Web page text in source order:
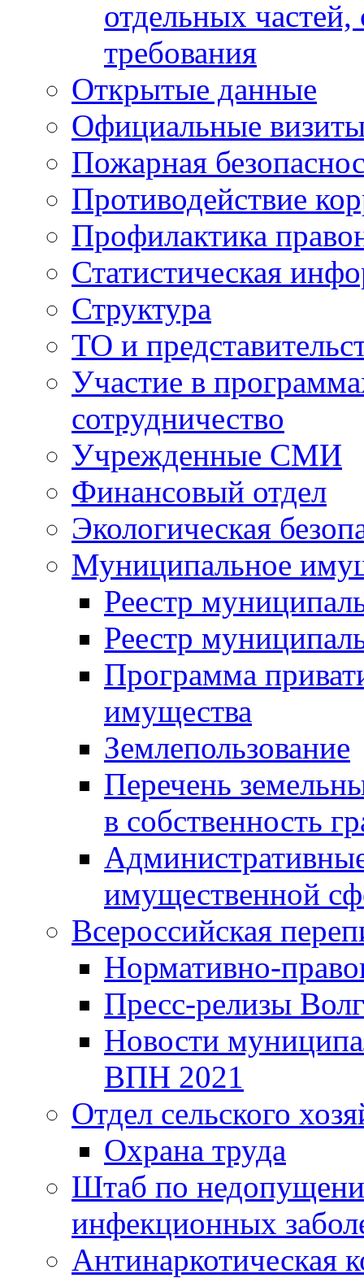
отдельных
требования
Открытые данные
Официальные
Пожарная
Противодействие
Профилактика
Статистическая
Структура
ТО и
Участие в
сотрудничество
Учрежденные СМИ
Финансовый отдел
Экологическая
Муниципальное
Реестр
Реестр
Программа
имущества
Землепользование
Перечень
в собственность
имущественной
Всероссийская
Нормативно-
Пресс-релизы
Новости
ВПН 2021
Отдел сельского
Охрана труда
Штаб по
инфекционных
Антинаркотическая